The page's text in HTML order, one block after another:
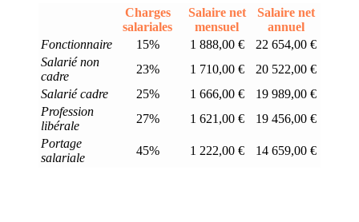
Charges
salariales
Salaire net
mensuel
Salaire net
annuel
Fonctionnaire
15% 1 888,00 €
22 654,00 €
Salarié non
cadre
23% 1 710,00 €
20 522,00 €
Salarié cadre
25% 1 666,00 €
19 989,00 €
Profession
libérale
27% 1 621,00 €
19 456,00 €
Portage
salariale
45% 1 222,00 € 14 659,00 €